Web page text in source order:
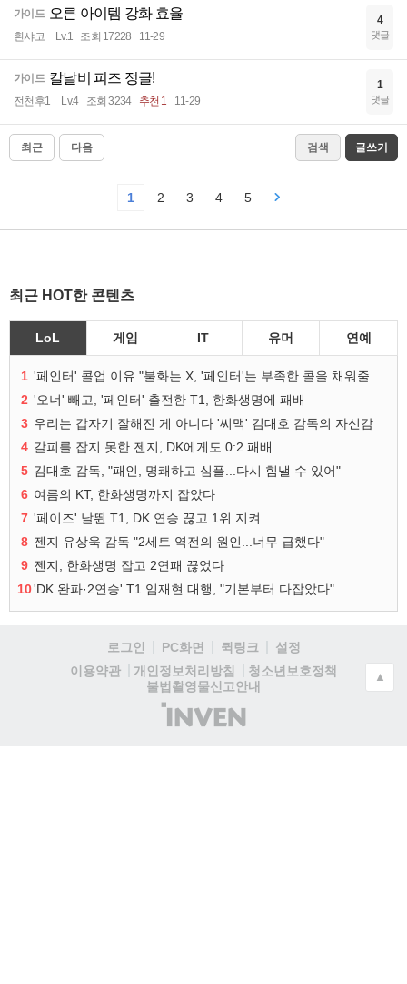
가이드 오른 아이템 강화 효율
흰샤코 Lv.1 조회 17228 11-29
4
댓글
가이드 칼날비 피즈 정글!
전천후1 Lv.4 조회 3234 추천 1 11-29
1
댓글
최근 다음 검색 글쓰기
1 2 3 4 5
최근 HOT한 콘텐츠
LoL 게임 IT 유머 연예
1
2 '오너' 빼고, '페인터' 출전한 T1, 한화생명에 패배
3 우리는 갑자기 잘해진 게 아니다 '씨맥' 김대호 감독의 자신감
4 갈피를 잡지 못한 젠지, DK에게도 0:2 패배
5 김대호 감독, "패인, 명쾌하고 심플...다시 힘낼 수 있어"
6 여름의 KT, 한화생명까지 잡았다
7 '페이즈' 날뛴 T1, DK 연승 끊고 1위 지켜
8 젠지 유상욱 감독 "2세트 역전의 원인...너무 급했다"
9 젠지, 한화생명 잡고 2연패 끊었다
10'DK 완파·2연승' T1 임재현 대행, "기본부터 다잡았다"
로그인 PC화면 퀵링크
설정
이용약관
개인정보처리방침
청소년보호정책
불법촬영물신고안내
(주)
인
▲